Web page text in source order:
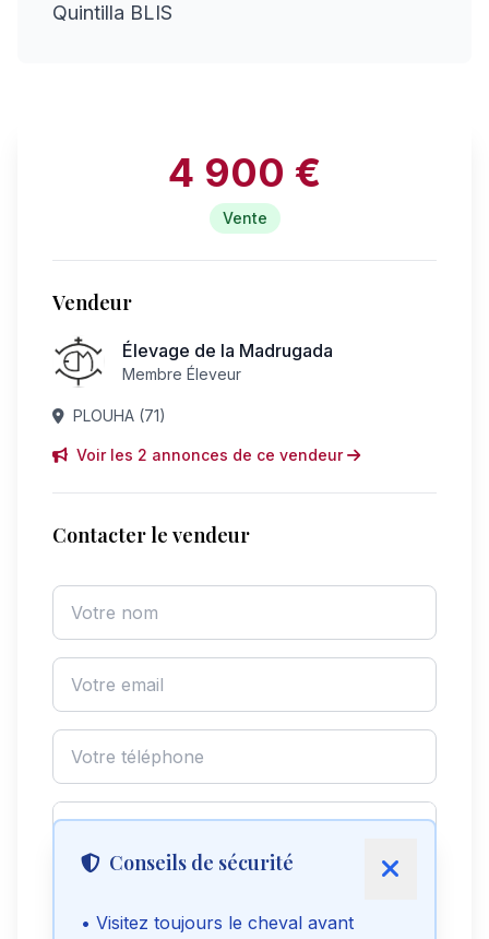
Quintilla BLIS
4 900 €
Vente
Vendeur
Élevage de la Madrugada
Membre Éleveur
PLOUHA (71)
Voir les 2 annonces de ce vendeur
Contacter le vendeur
Conseils de sécurité
• Visitez toujours le cheval avant